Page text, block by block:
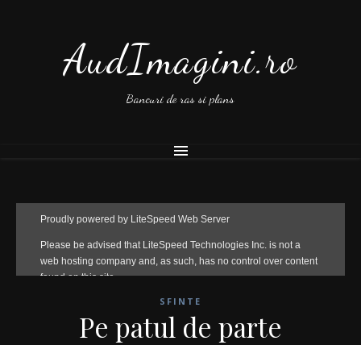
AudImagini.ro
Bancuri de ras si plans
SFINTE
Pe patul de parte